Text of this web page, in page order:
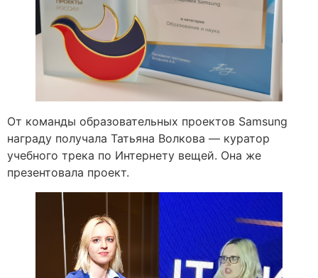
От команды образовательных проектов Samsung
награду получала Татьяна Волкова — куратор
учебного трека по Интернету вещей. Она же
презентовала проект.